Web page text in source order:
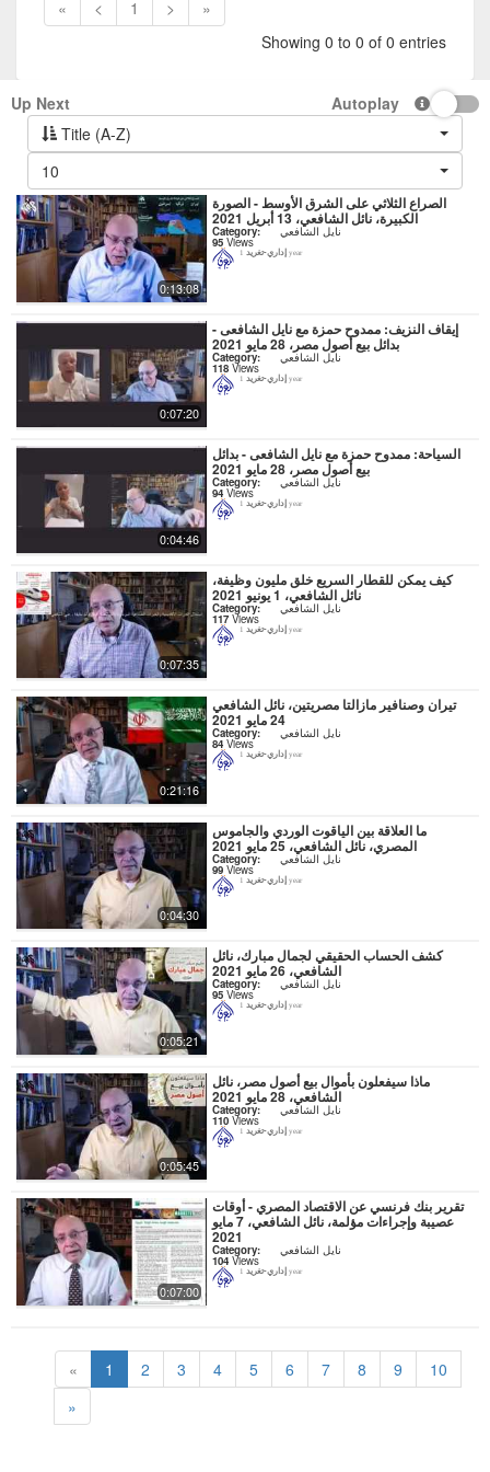
« < 1 >
»
Showing 0 to 0 of 0 entries
Up Next
Autoplay
Title (A-Z)
10
0:13:08
الصراع الثلاثي على الشرق الأوسط - الصورة
الكبيرة، نائل الشافعي، 13 أبريل 2021
Category: نايل الشافعي
95 Views
إداري-تغريد 1 year
0:07:20
إيقاف النزيف: ممدوح حمزة مع نايل الشافعى -
بدائل بيع أصول مصر، 28 مايو 2021
Category: نايل الشافعي
118 Views
إداري-تغريد 1 year
0:04:46
السياحة: ممدوح حمزة مع نايل الشافعى - بدائل
بيع أصول مصر، 28 مايو 2021
Category: نايل الشافعي
94 Views
إداري-تغريد 1 year
0:07:35
كيف يمكن للقطار السريع خلق مليون وظيفة،
نائل الشافعي، 1 يونيو 2021
Category: نايل الشافعي
117Views
إداري-تغريد 1 year
0:21:16
تيران وصنافير مازالتا مصريتين، نائل الشافعي
24 مايو 2021
Category: نايل الشافعي
84 Views
إداري-تغريد 1 year
0:04:30
ما العلاقة بين الياقوت الوردي والجاموس
المصري، نائل الشافعي، 25 مايو 2021
Category: نايل الشافعي
99 Views
إداري-تغريد 1 year
0:05:21
كشف الحساب الحقيقي لجمال مبارك، نائل
الشافعي، 26 مايو 2021
Category: نايل الشافعي
95 Views
إداري-تغريد 1 year
0:05:45
ماذا سيفعلون بأموال بيع أصول مصر، نائل
الشافعي، 28 مايو 2021
Category: نايل الشافعي
110 Views
إداري-تغريد 1 year
0:07:00
تقرير بنك فرنسي عن الاقتصاد المصري - أوقات
عصيبة وإجراءات مؤلمة، نائل الشافعي، 7 مايو
2021
Category: نايل الشافعي
104 Views
إداري-تغريد 1 year
« 1 2 3 4 5 6 7 8 9
10
»